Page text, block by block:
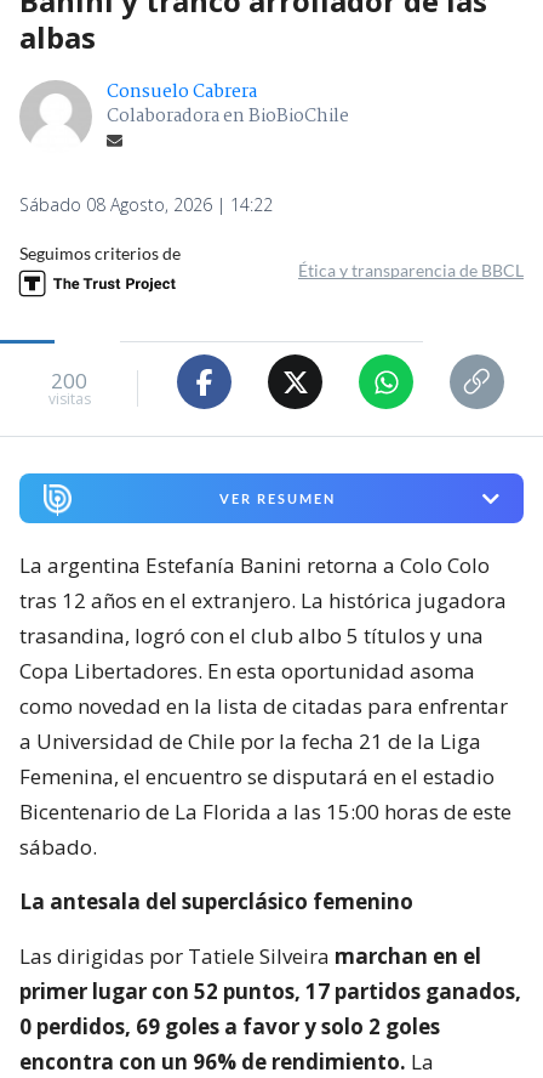
albas
Consuelo Cabrera
Colaboradora en BioBioChile
Sábado 08 Agosto, 2026 | 14:22
Seguimos criterios de
Ética y transparencia de BBCL
200
visitas
VER RESUMEN
La argentina Estefanía Banini retorna a Colo Colo
tras 12 años en el extranjero. La histórica jugadora
trasandina, logró con el club albo 5 títulos y una
Copa Libertadores. En esta oportunidad asoma
como novedad en la lista de citadas para enfrentar
a Universidad de Chile por la fecha 21 de la Liga
Femenina, el encuentro se disputará en el estadio
Bicentenario de La Florida a las 15:00 horas de este
sábado.
La antesala del superclásico femenino
Las dirigidas por Tatiele Silveira marchan en el
primer lugar con 52 puntos, 17 partidos ganados,
0 perdidos, 69 goles a favor y solo 2 goles
encontra con un 96% de rendimiento. La